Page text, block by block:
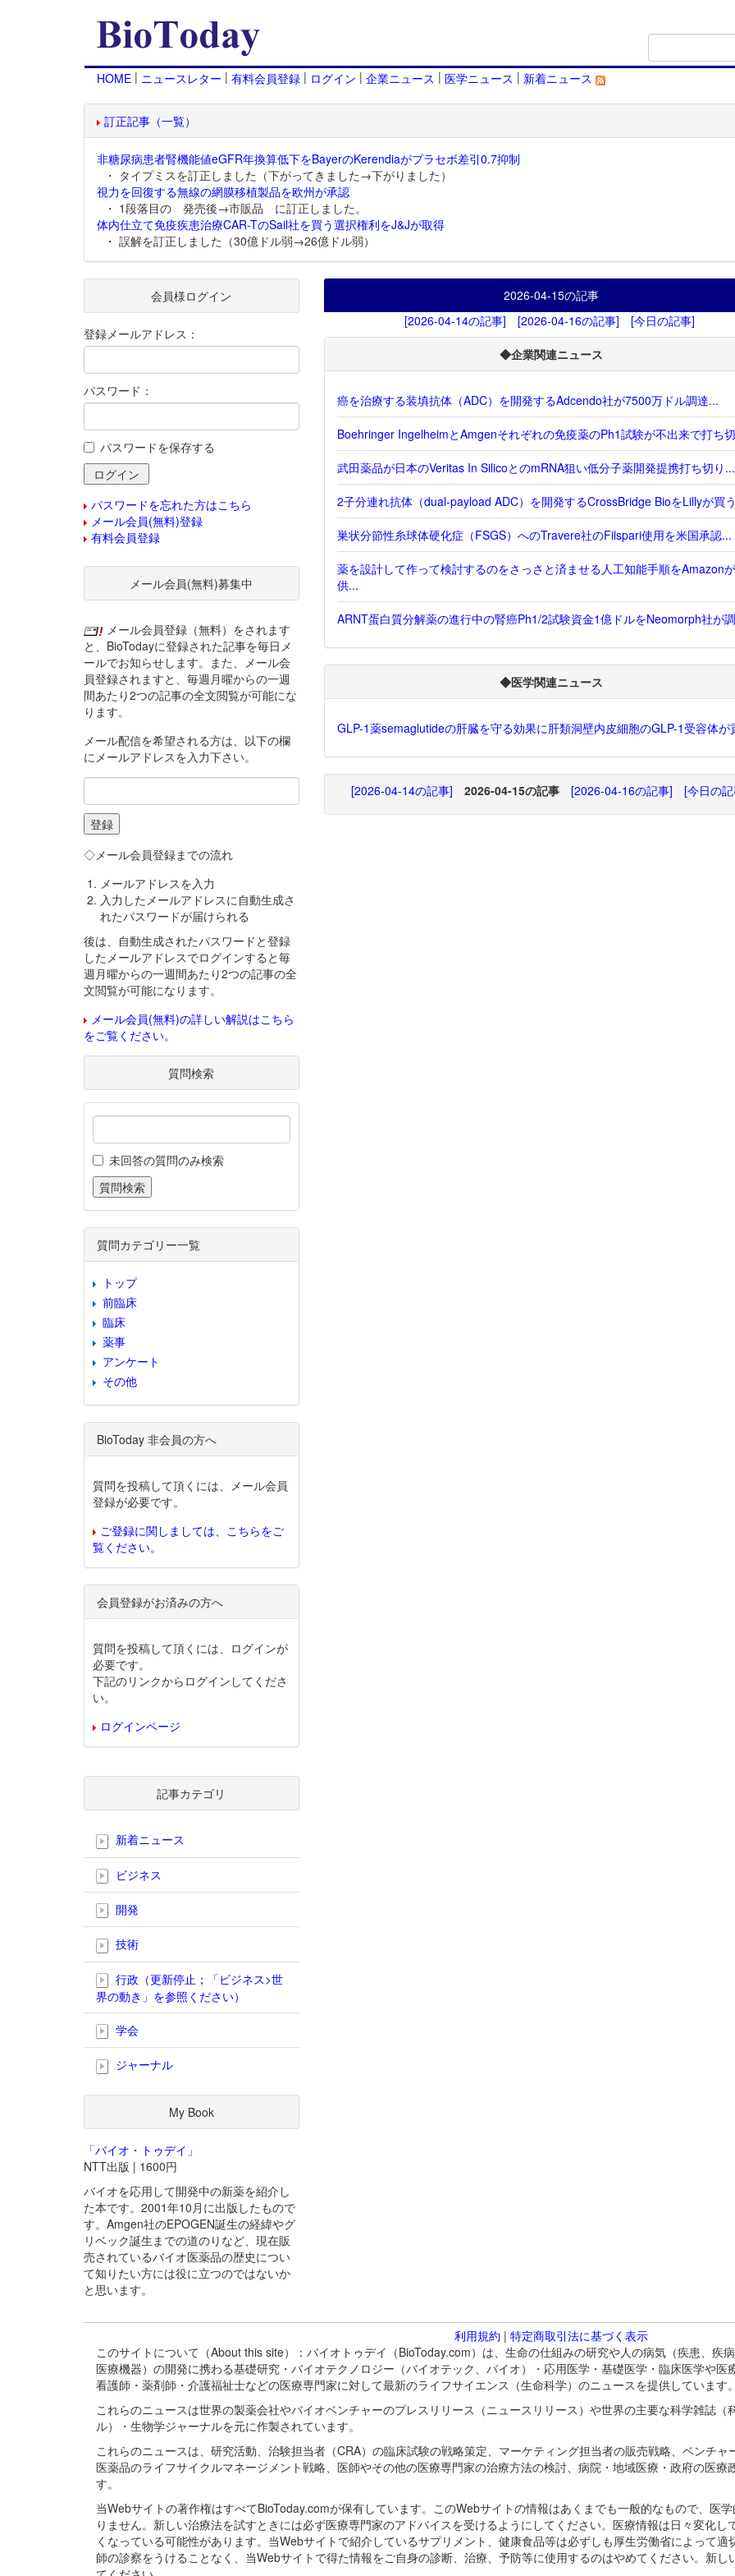
HOME | ニュースレター | 有料会員登録 | ログイン | 企業ニュース | 医学ニュース | 新着ニュース
訂正記事（一覧）
非糖尿病患者腎機能値eGFR年換算低下をBayerのKerendiaがプラセボ差引0.7抑制
・ タイプミスを訂正しました（下がってきました→下がりました）
視力を回復する無線の網膜移植製品を欧州が承認
・ 1段落目の 発売後→市販品 に訂正しました。
体内仕立て免疫疾患治療CAR-TのSail社を買う選択権利をJ&Jが取得
・ 誤解を訂正しました（30億ドル弱→26億ドル弱）
2026-04-15の記事
[2026-04-14の記事]
[2026-04-16の記事] [今日の記事]
◆企業関連ニュース
癌を治療する装填抗体（ADC）を開発するAdcendo社が7500万ドル調達...
Boehringer IngelheimとAmgenそれぞれの免疫薬のPh1試験が不出来で打ち
武田薬品が日本のVeritas In SilicoとのmRNA狙い低分子薬開発提携打ち切り...
2子分連れ抗体（dual-payload ADC）を開発するCrossBridge BioをLillyが買
巣状分節性糸球体硬化症（FSGS）へのTravere社のFilspari使用を米国承認...
薬を設計して作って検討するのをさっさと済ませる人工知能手順をAmazon
供...
ARNT蛋白質分解薬の進行中の腎癌Ph1/2試験資金1億ドルをNeomorph社が
◆医学関連ニュース
GLP-1薬semaglutideの肝臓を守る効果に肝類洞壁内皮細胞のGLP-1受容体が
[2026-04-14の記事] 2026-04-15の記事 [2026-04-16の記事] [今日の
会員様ログイン
登録メールアドレス：
パスワード：
パスワードを保存する
パスワードを忘れた方はこちら
メール会員(無料)登録
有料会員登録
メール会員(無料)募集中
メール会員登録（無料）をされます
と、BioTodayに登録された記事を毎日メ
ールでお知らせします。また、メール会
員登録されますと、毎週月曜からの一週
間あたり2つの記事の全文閲覧が可能にな
ります。
メール配信を希望される方は、以下の欄
にメールアドレスを入力下さい。
◇メール会員登録までの流れ
メールアドレスを入力
入力したメールアドレスに自動生成さ
れたパスワードが届けられる
後は、自動生成されたパスワードと登録
したメールアドレスでログインすると毎
週月曜からの一週間あたり2つの記事の全
文閲覧が可能になります。
メール会員(無料)の詳しい解説はこちら
をご覧ください。
質問検索
未回答の質問のみ検索
質問カテゴリー一覧
トップ
前臨床
臨床
薬事
アンケート
その他
BioToday 非会員の方へ
質問を投稿して頂くには、メール会員
登録が必要です。
ご登録に関しましては、こちらをご
覧ください。
会員登録がお済みの方へ
質問を投稿して頂くには、ログインが
必要です。
下記のリンクからログインしてくださ
い。
ログインページ
記事カテゴリ
新着ニュース
ビジネス
開発
技術
行政（更新停止；「ビジネス>世
界の動き」を参照ください）
学会
ジャーナル
My Book
「バイオ・トゥデイ」
NTT出版 | 1600円
バイオを応用して開発中の新薬を紹介し
た本です。2001年10月に出版したもので
す。Amgen社のEPOGEN誕生の経緯やグ
リベック誕生までの道のりなど、現在販
売されているバイオ医薬品の歴史につい
て知りたい方には役に立つのではないか
と思います。
利用規約 | 特定商取引法に基づく表示
このサイトについて（About this site）：バイオトゥデイ（BioToday.com）は、生命の仕組みの研究や人の病気（疾患、疾
医療機器）の開発に携わる基礎研究・バイオテクノロジー（バイオテック、バイオ）・応用医学・基礎医学・臨床医学や
看護師・薬剤師・介護福祉士などの医療専門家に対して最新のライフサイエンス（生命科学）のニュースを提供しています
これらのニュースは世界の製薬会社やバイオベンチャーのプレスリリース（ニュースリリース）や世界の主要な科学雑誌
ル）・生物学ジャーナルを元に作製されています。
これらのニュースは、研究活動、治験担当者（CRA）の臨床試験の戦略策定、マーケティング担当者の販売戦略、ベンチ
医薬品のライフサイクルマネージメント戦略、医師やその他の医療専門家の治療方法の検討、病院・地域医療・政府の医
す。
当Webサイトの著作権はすべてBioToday.comが保有しています。このWebサイトの情報はあくまでも一般的なもので、医
りません。新しい治療法を試すときには必ず医療専門家のアドバイスを受けるようにしてください。医療情報は日々変化
くなっている可能性があります。当Webサイトで紹介しているサプリメント、健康食品等は必ずしも厚生労働省によって
師の診察をうけることなく、当Webサイトで得た情報をご自身の診断、治療、予防等に使用するのはやめてください。新